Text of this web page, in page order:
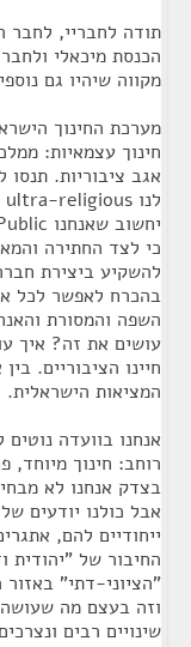
תודה לחבריי, לחבר
הכנסת מיכאלי
מקווה שיהיו גם
מערכת החינוך
חינוך עצמאיות:
אגב ציבוריות.
כי לצד החתירה
להשקיע ביצירת
בהכרח לאפשר לכל
השפה והמסורת
עושים את זה? איך
חיינו הציבוריים.
המציאות הישראלית.
אנחנו בוועדה
רוחב: חינוך מיוחד,
בצדק אנחנו לא
אבל כולנו יודעים
ייחודיים להם,
החיבור של "יהודית
"הציוני-דתי"
וזה בעצם מה שעושה
שינויים רבים